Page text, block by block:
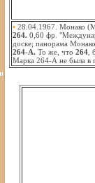
• 28.04.1967. Монако
264. 0,60 фр.
доске; панорама
264-А. То же, что 264
Марка 264-А не была в